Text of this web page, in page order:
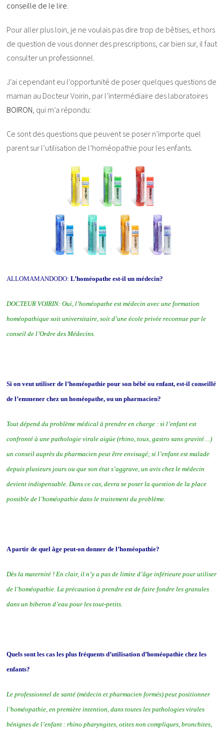
conseille de le lire.
Pour aller plus loin, je ne voulais pas dire trop de bêtises, et hors
de question de vous donner des prescriptions, car bien sur, il faut
consulter un professionnel.
J’ai cependant eu l’opportunité de poser quelques questions de
maman au Docteur Voirin, par l’intermédiaire des laboratoires
BOIRON, qui m’a répondu:
Ce sont des questions que peuvent se poser n’importe quel
parent sur l’utilisation de l’homéopathie pour les enfants.
ALLOMAMANDODO: L’homéopathe est-il un médecin?
DOCTEUR VOIRIN: Oui, l’homéopathe est médecin avec une formation
homéopathique soit universitaire, soit d’une école privée reconnue par le
conseil de l’Ordre des Médecins.
Si on veut utiliser de l’homéopathie pour son bébé ou enfant, est-il conseillé
de l’emmener chez un homéopathe, ou un pharmacien?
Tout dépend du problème médical à prendre en charge : si l’enfant est
confronté à une pathologie virale aigüe (rhino, toux, gastro sans gravité…)
un conseil auprès du pharmacien peut être envisagé; si l’enfant est malade
depuis plusieurs jours ou que son état s’aggrave, un avis chez le médecin
devient indispensable. Dans ce cas, devra se poser la question de la place
possible de l’homéopathie dans le traitement du problème.
A partir de quel âge peut-on donner de l’homéopathie?
Dès la maternité ! En clair, il n’y a pas de limite d’âge inférieure pour utiliser
de l’homéopathie. La précaution à prendre est de faire fondre les granules
dans un biberon d’eau pour les tout-petits.
Quels sont les cas les plus fréquents d’utilisation d’homéopathie chez les
enfants?
Le professionnel de santé (médecin et pharmacien formés) peut positionner
l’homéopathie, en première intention, dans toutes les pathologies virales
bénignes de l’enfant : rhino pharyngites, otites non compliques, bronchites,